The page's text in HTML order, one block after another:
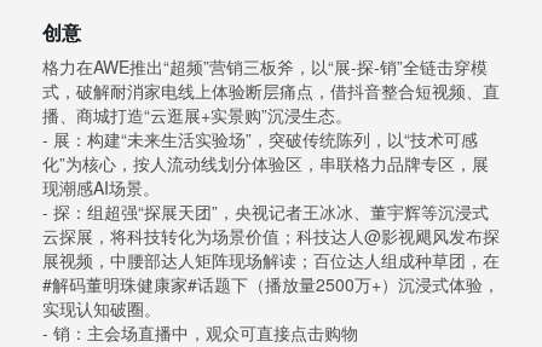
创意
格力在AWE推出“超频”营销三板斧，以“展-探-销”全链击穿模
式，破解耐消家电线上体验断层痛点，借抖音整合短视频、直
播、商城打造“云逛展+实景购”沉浸生态。
- 展：构建“未来生活实验场”，突破传统陈列，以“技术可感
化”为核心，按人流动线划分体验区，串联格力品牌专区，展
现潮感AI场景。
- 探：组超强“探展天团”，央视记者王冰冰、董宇辉等沉浸式
云探展，将科技转化为场景价值；科技达人@影视飓风发布探
展视频，中腰部达人矩阵现场解读；百位达人组成种草团，在
#解码董明珠健康家#话题下（播放量2500万+）沉浸式体验，
实现认知破圈。
- 销：主会场直播中，观众可直接点击购物